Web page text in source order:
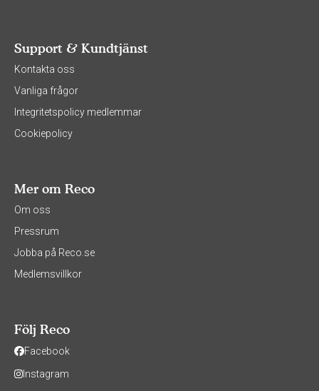
Support & Kundtjänst
Kontakta oss
Vanliga frågor
Integritetspolicy medlemmar
Cookiepolicy
Mer om Reco
Om oss
Pressrum
Jobba på Reco.se
Medlemsvillkor
Följ Reco
Facebook
Instagram